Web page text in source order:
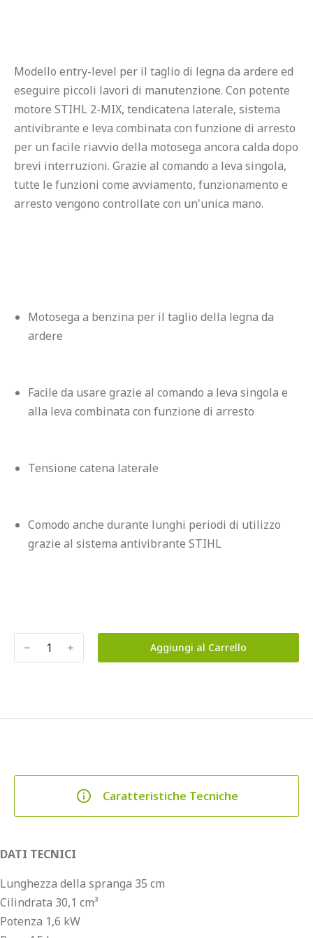
Modello entry-level per il taglio di legna da ardere ed
eseguire piccoli lavori di manutenzione. Con potente
motore STIHL 2-MIX, tendicatena laterale, sistema
antivibrante e leva combinata con funzione di arresto
per un facile riavvio della motosega ancora calda dopo
brevi interruzioni. Grazie al comando a leva singola,
tutte le funzioni come avviamento, funzionamento e
arresto vengono controllate con un'unica mano.
Motosega a benzina per il taglio della legna da
ardere
Facile da usare grazie al comando a leva singola e
alla leva combinata con funzione di arresto
Tensione catena laterale
Comodo anche durante lunghi periodi di utilizzo
grazie al sistema antivibrante STIHL
﹣ ﹢ Aggiungi al Carrello
Caratteristiche Tecniche
DATI TECNICI
Lunghezza della spranga 35 cm
Cilindrata 30,1 cm³
Potenza 1,6 kW